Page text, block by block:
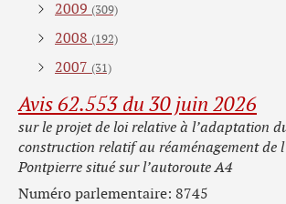
2009 (309)
2008 (192)
2007 (31)
Avis 62.553 du 30 juin 2026
sur le projet de loi relative à l’adaptation
construction relatif au réaménagement de
Pontpierre situé sur l’autoroute A4
Numéro parlementaire: 8745